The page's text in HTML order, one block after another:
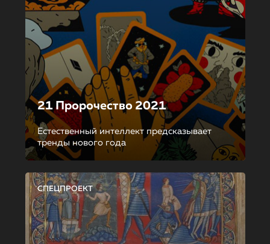
21 Пророчество 2021
Естественный интеллект предсказывает
тренды нового года
СПЕЦПРОЕКТ